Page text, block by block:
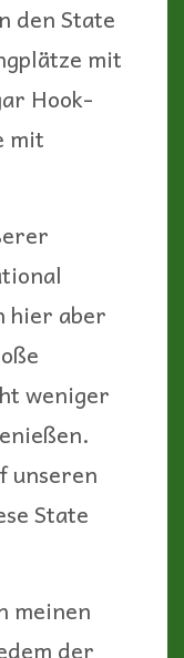
den State
mit
Hook-
mit
hier aber
weniger
unseren
State
meinen
der